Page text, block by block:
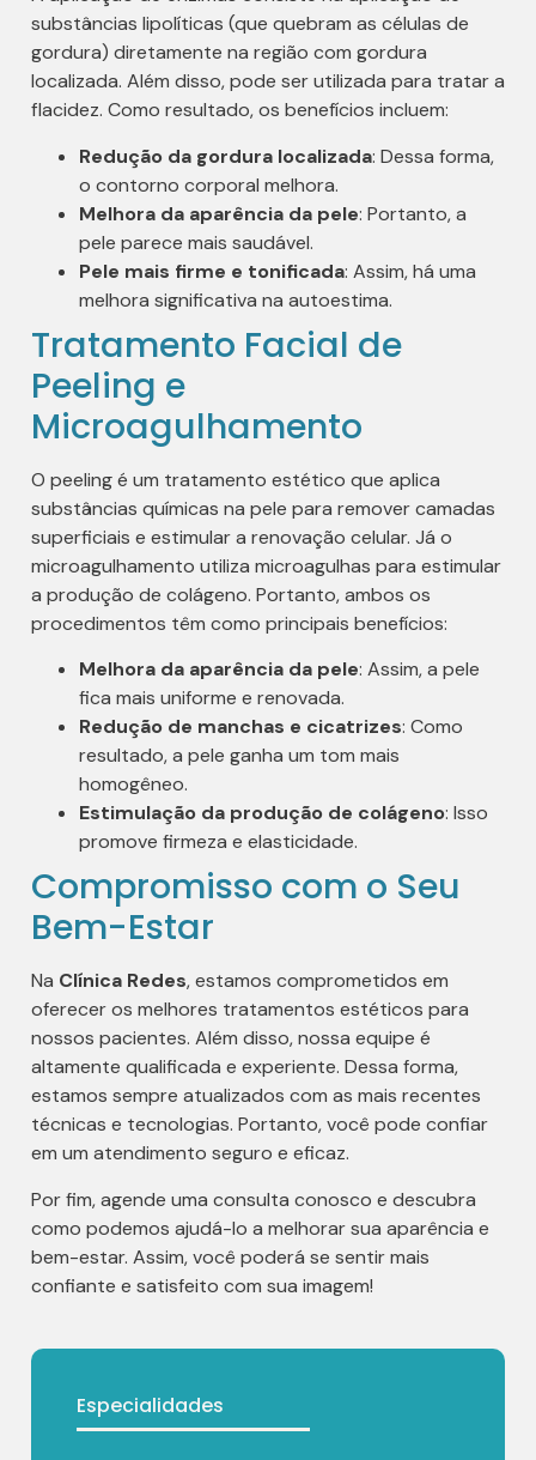
substâncias lipolíticas (que quebram as células de
gordura) diretamente na região com gordura
localizada. Além disso, pode ser utilizada para tratar a
flacidez. Como resultado, os benefícios incluem:
Redução da gordura localizada: Dessa forma,
o contorno corporal melhora.
Melhora da aparência da pele: Portanto, a
pele parece mais saudável.
Pele mais firme e tonificada: Assim, há uma
melhora significativa na autoestima.
Tratamento Facial de
Peeling e
Microagulhamento
O peeling é um tratamento estético que aplica
substâncias químicas na pele para remover camadas
superficiais e estimular a renovação celular. Já o
microagulhamento utiliza microagulhas para estimular
a produção de colágeno. Portanto, ambos os
procedimentos têm como principais benefícios:
Melhora da aparência da pele: Assim, a pele
fica mais uniforme e renovada.
Redução de manchas e cicatrizes: Como
resultado, a pele ganha um tom mais
homogêneo.
Estimulação da produção de colágeno: Isso
promove firmeza e elasticidade.
Compromisso com o Seu
Bem-Estar
Na Clínica Redes, estamos comprometidos em
oferecer os melhores tratamentos estéticos para
nossos pacientes. Além disso, nossa equipe é
altamente qualificada e experiente. Dessa forma,
estamos sempre atualizados com as mais recentes
técnicas e tecnologias. Portanto, você pode confiar
em um atendimento seguro e eficaz.
Por fim, agende uma consulta conosco e descubra
como podemos ajudá-lo a melhorar sua aparência e
bem-estar. Assim, você poderá se sentir mais
confiante e satisfeito com sua imagem!
Especialidades